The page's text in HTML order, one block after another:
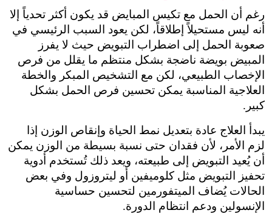
رغم أن الحمل مع تكيس المبايض قد يكون أكثر تحدياً إلا
أنه ليس مستحيلاً إطلاقاً، لكن يعود السبب الرئيسي في
صعوبة الحمل إلى اضطراب التبويض حيث لا يفرز
المبيض بويضة ناضجة بشكل منتظم ما يقلل من فرص
الإخصاب الطبيعي، لكن مع التشخيص المبكر والخطة
العلاجية المناسبة يمكن تحسين فرص الحمل بشكل
يبدأ العلاج عادة بتعديل نمط الحياة وإنقاص الوزن إذا
أن يُعيد التبويض إلى طبيعته، ويعد ذلك تُستخدم أدوية
تحفيز التبويض مثل كلوميفين أو ليتروزول وفي بعض
الحالات يُضاف الميتفورمين لتحسين حساسية
انتظام الدورة.